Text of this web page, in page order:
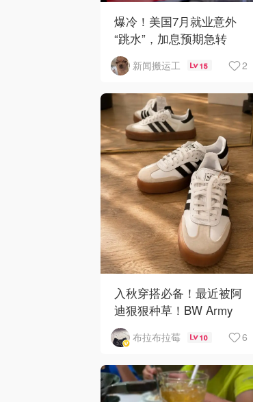
爆冷！美国7月就业意外
“跳水”，加息预期急转
弯！
新闻搬运工 15 2
入秋穿搭必备！最近被阿
迪狠狠种草！BW Army
和 Sambae 值得拥有！
布拉布拉莓 10 6